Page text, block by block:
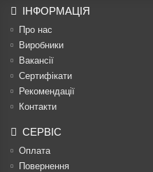
ІНФОРМАЦІЯ
Про нас
Виробники
Вакансії
Сертифікати
Рекомендації
Контакти
СЕРВІС
Оплата
Повернення